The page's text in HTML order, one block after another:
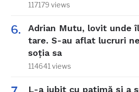
117179 views
Adrian Mutu, lovit unde
tare. S-au aflat lucruri
soția sa
114641 views
L-a iubit cu patimă și a